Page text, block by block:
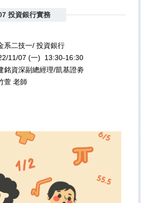
投資銀行實務
系二技一/ 投資銀行
11/07 (一) 13:30-16:30
銘資深副總經理/凱基證劵
萱 老師